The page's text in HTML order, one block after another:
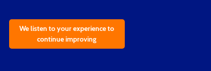
We listen to your experience to
continue improving